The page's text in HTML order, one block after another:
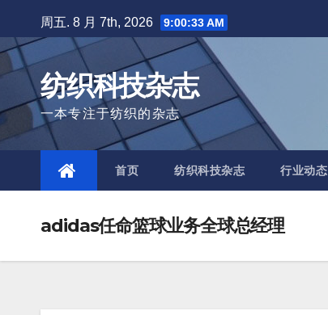
to
content
周五. 8 月 7th, 2026 9:00:35 AM
纺织科技杂志
一本专注于纺织的杂志
首页 纺织科技杂志 行业动态
adidas任命篮球业务全球总经理